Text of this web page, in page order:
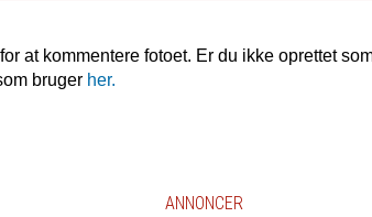
for at kommentere fotoet. Er du ikke oprettet
bruger her.
ANNONCER